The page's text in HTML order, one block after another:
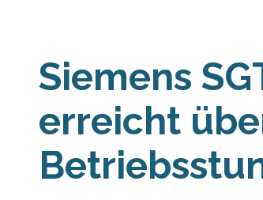
Siemens
erreicht